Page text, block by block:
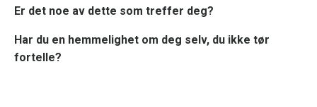
Er det noe av dette som treffer deg?
Har du en hemmelighet om deg selv, du ikke tør
fortelle?